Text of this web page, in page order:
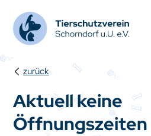
zurück
Aktuell keine
Öffnungszeiten